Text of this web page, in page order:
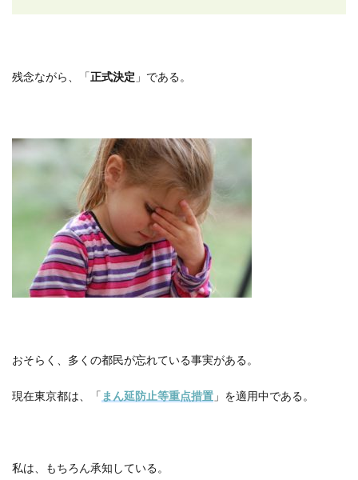
残念ながら、「正式決定 」である。
おそらく、多くの都民が忘れている事実がある。
現在東京都は、「 まん延防止等重点措置 」を適用中である。
私は、もちろん承知している。